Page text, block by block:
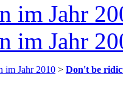
im Jahr
im Jahr
im Jahr 2010 > Don't be